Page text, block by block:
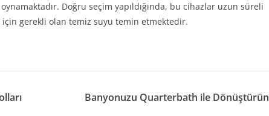
Doğru seçim yapıldığında, bu cihazlar uzun süreli
için gerekli olan temiz suyu temin etmektedir.
Banyonuzu Quarterbath ile Dönüştürün